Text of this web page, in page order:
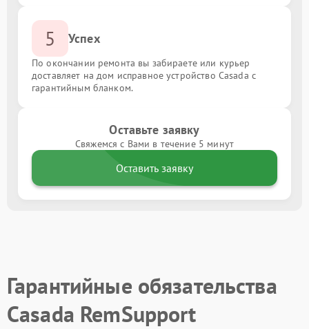
5 Успех
По окончании ремонта вы забираете или курьер
доставляет на дом исправное устройство Casada с
гарантийным бланком.
Оставьте заявку
Свяжемся с Вами в течение 5 минут
Оставить заявку
Гарантийные обязательства
Casada RemSupport